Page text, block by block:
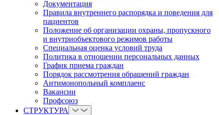
Документация
Правила внутреннего распорядка и поведения для
пациентов
Положение об организации охраны, пропускного
и внутриобъектового режимов работы
Cпециальная оценка условий труда
Политика в отношении персональных данных
График приема граждан
Порядок рассмотрения обращений граждан
Антимонопольный комплаенс
Вакансии
Профсоюз
СТРУКТУРА